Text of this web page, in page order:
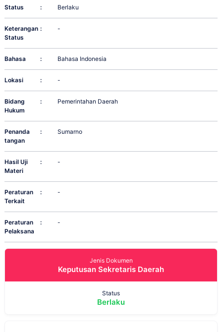
Status : Berlaku
Keterangan
Status
: -
Bahasa : Bahasa Indonesia
Lokasi : -
Bidang
Hukum
: Pemerintahan Daerah
Penanda
tangan
: Sumarno
Hasil Uji
Materi
: -
Peraturan
Terkait
: -
Peraturan
Pelaksana
: -
Jenis Dokumen
Keputusan Sekretaris Daerah
Status
Berlaku